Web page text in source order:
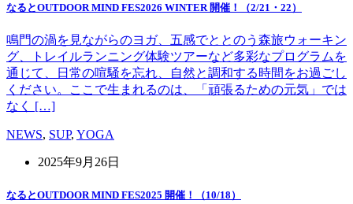
なるとOUTDOOR MIND FES2026 WINTER 開催！（2/21・22）
鳴門の渦を見ながらのヨガ、五感でととのう森旅ウォーキン
グ、トレイルランニング体験ツアーなど多彩なプログラムを
通じて、日常の喧騒を忘れ、自然と調和する時間をお過ごし
ください。ここで生まれるのは、「頑張るための元気」では
なく […]
NEWS, SUP, YOGA
2025年9月26日
なるとOUTDOOR MIND FES2025 開催！（10/18）